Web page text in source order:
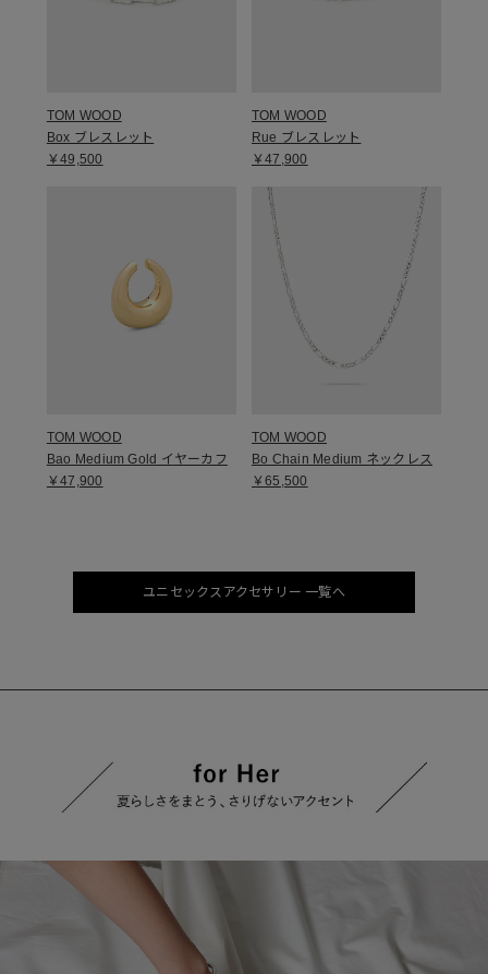
TOM WOOD
Box ブレスレット
￥49,500
TOM WOOD
Rue ブレスレット
￥47,900
TOM WOOD
Bao Medium Gold イヤーカフ
￥47,900
TOM WOOD
Bo Chain Medium ネックレス
￥65,500
ユニセックスアクセサリー 一覧へ